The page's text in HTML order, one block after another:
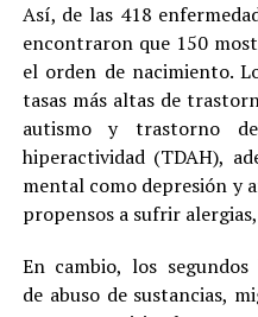
Así, de las 418
encontraron que 150
el orden de nacimiento.
tasas más altas de
autismo y trastorno
hiperactividad (TDAH),
mental como depresión y
propensos a sufrir
En cambio, los
de abuso de sustancias,